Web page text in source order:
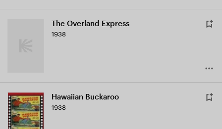
The Overland Express
1938
Hawaiian Buckaroo
1938